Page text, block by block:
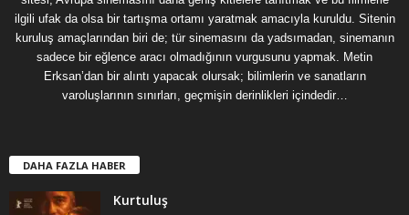
ilgili ufak da olsa bir tartışma ortamı yaratmak amacıyla kuruldu. Sitenin
kuruluş amaçlarından biri de; tür sinemasını da yadsımadan, sinemanın
sadece bir eğlence aracı olmadığının vurgusunu yapmak. Metin
Erksan’dan bir alıntı yapacak olursak; bilimlerin ve sanatların
varoluşlarının sınırları, geçmişin derinlikleri içindedir…
DAHA FAZLA HABER
Kurtuluş